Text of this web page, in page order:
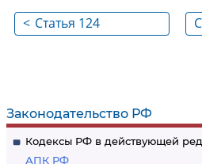
Законодательство РФ
Кодексы РФ в действующей
АПК РФ
< Статья 124